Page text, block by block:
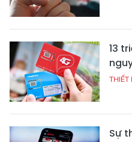
13
THIẾT
Sự